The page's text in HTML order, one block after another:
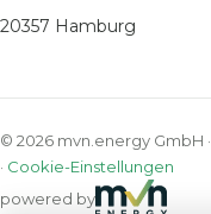
20357 Hamburg
© 2026 mvn.energy GmbH ·
· Cookie-Einstellungen
powered by